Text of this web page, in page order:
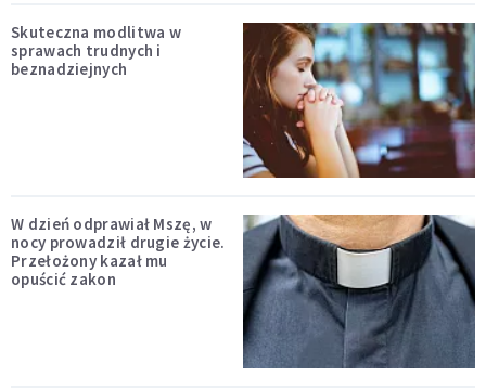
Skuteczna modlitwa w
sprawach trudnych i
beznadziejnych
W dzień odprawiał Mszę, w
nocy prowadził drugie życie.
Przełożony kazał mu
opuścić zakon